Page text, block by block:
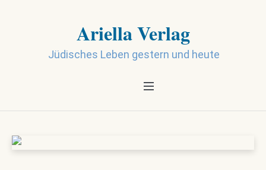
Ariella Verlag
Jüdisches Leben gestern und heute